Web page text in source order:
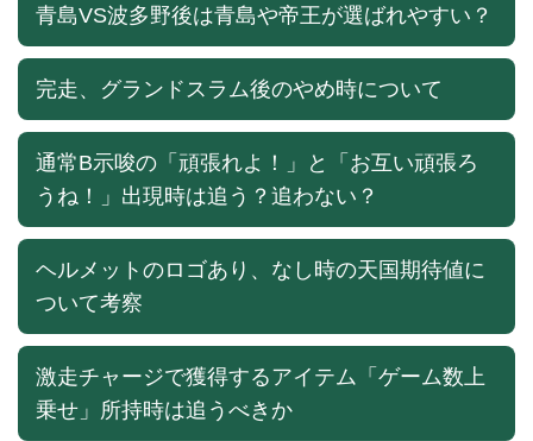
青島VS波多野後は青島や帝王が選ばれやすい？
完走、グランドスラム後のやめ時について
通常B示唆の「頑張れよ！」と「お互い頑張ろ
うね！」出現時は追う？追わない？
ヘルメットのロゴあり、なし時の天国期待値に
ついて考察
激走チャージで獲得するアイテム「ゲーム数上
乗せ」所持時は追うべきか